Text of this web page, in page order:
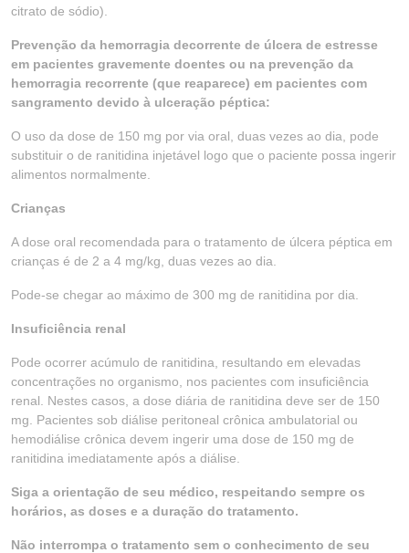
citrato de sódio).
Prevenção da hemorragia decorrente de úlcera de estresse
em pacientes gravemente doentes ou na prevenção da
hemorragia recorrente (que reaparece) em pacientes com
sangramento devido à ulceração péptica:
O uso da dose de 150 mg por via oral, duas vezes ao dia, pode
substituir o de ranitidina injetável logo que o paciente possa ingerir
alimentos normalmente.
Crianças
A dose oral recomendada para o tratamento de úlcera péptica em
crianças é de 2 a 4 mg/kg, duas vezes ao dia.
Pode-se chegar ao máximo de 300 mg de ranitidina por dia.
Insuficiência renal
Pode ocorrer acúmulo de ranitidina, resultando em elevadas
concentrações no organismo, nos pacientes com insuficiência
renal. Nestes casos, a dose diária de ranitidina deve ser de 150
mg. Pacientes sob diálise peritoneal crônica ambulatorial ou
hemodiálise crônica devem ingerir uma dose de 150 mg de
ranitidina imediatamente após a diálise.
Siga a orientação de seu médico, respeitando sempre os
horários, as doses e a duração do tratamento.
Não interrompa o tratamento sem o conhecimento de seu